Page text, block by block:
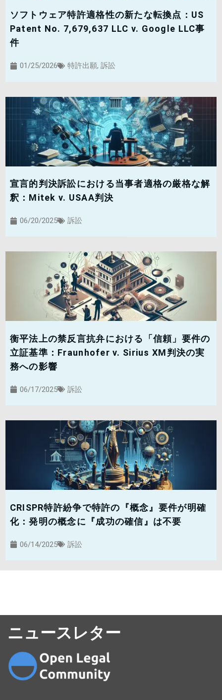
ソフトウェア特許適格性の新たな転換点：US
Patent No. 7,679,637 LLC v. Google LLC事
件
01/25/2026 特許出願, 訴訟
宣言的判決訴訟における当事者適格の厳格な解
釈：Mitek v. USAA判決
06/20/2025 訴訟
衡平法上の禁反言抗弁における「信頼」要件の
立証基準：Fraunhofer v. Sirius XM判決の実
務への影響
06/17/2025 訴訟
CRISPR特許紛争で特許の『概念』要件が明確
化：発明の概念に『成功の確信』は不要
06/14/2025 訴訟
ニュースレター